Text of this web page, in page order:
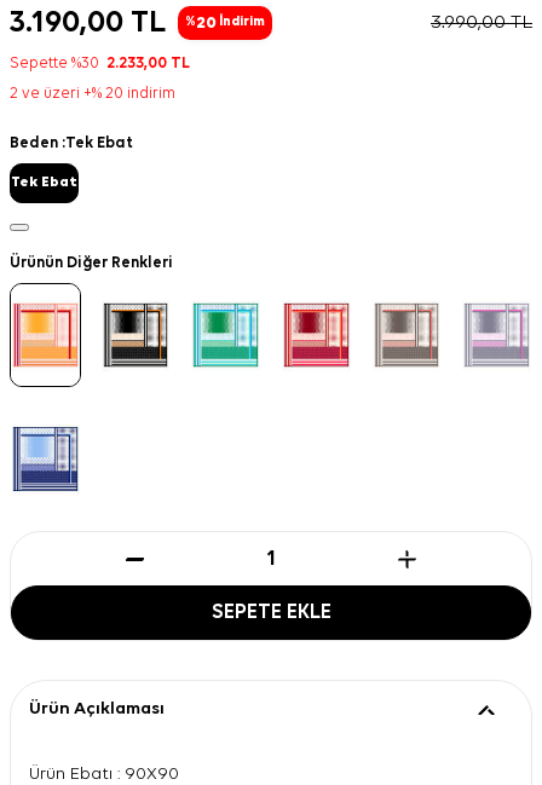
3.190,00 TL %20 İndirim 3.990,00TL
Sepette %30 2.233,00 TL
2 ve üzeri +% 20 indirim
Beden :Tek Ebat
Tek Ebat
Ürünün Diğer Renkleri
SEPETE EKLE
Ürün Açıklaması
Ürün Ebatı : 90X90